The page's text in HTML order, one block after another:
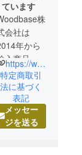
ています
株
会社は
年から
入商品を
中心とした
物販事業を
スタート
、皆様に
までより
https://www.woodbaseinc.com/
特定商取引
法に基づく
表記
メッセー
ジを送る